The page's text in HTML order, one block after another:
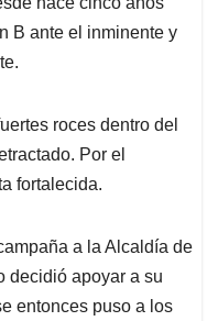
B ante el inminente y
roces dentro del
Por el
fortalecida.
a la Alcaldía de
decidió apoyar a su
entonces puso a los